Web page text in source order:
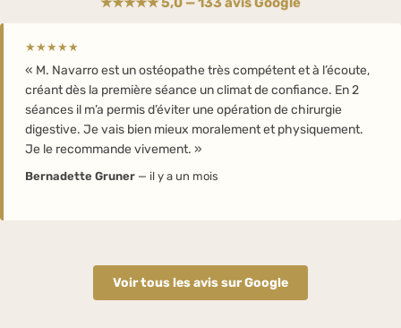
★★★★★
« M. Navarro est un ostéopathe très compétent et à l’écoute,
créant dès la première séance un climat de confiance. En 2
séances il m’a permis d’éviter une opération de chirurgie
digestive. Je vais bien mieux moralement et physiquement.
Je le recommande vivement. »
Bernadette Gruner — il y a un mois
Voir tous les avis sur Google